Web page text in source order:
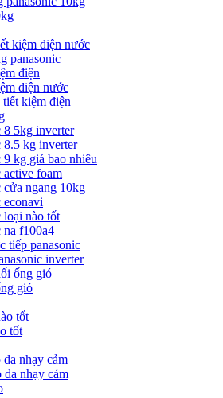
kiệm điện nước
panasonic
điện
điện nước
kiệm điện
8 5kg inverter
8.5 kg inverter
9 kg giá bao nhiêu
active foam
cửa ngang 10kg
econavi
loại nào tốt
na f100a4
tiếp panasonic
inverter
ống gió
gió
tốt
tốt
nhạy cảm
da nhạy cảm